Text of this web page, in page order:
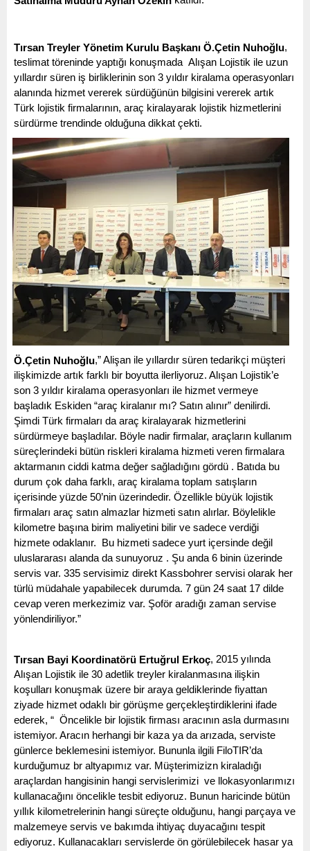
Tırsan Treyler Yönetim Kurulu Başkanı Ö.Çetin Nuhoğlu,
teslimat töreninde yaptığı konuşmada  Alışan Lojistik ile uzun
yıllardır süren iş birliklerinin son 3 yıldır kiralama operasyonları
alanında hizmet vererek sürdüğünün bilgisini vererek artık
Türk lojistik firmalarının, araç kiralayarak lojistik hizmetlerini
sürdürme trendinde olduğuna dikkat çekti.
Ö.Çetin Nuhoğlu,” Alişan ile yıllardır süren tedarikçi müşteri
ilişkimizde artık farklı bir boyutta ilerliyoruz. Alışan Lojistik’e
son 3 yıldır kiralama operasyonları ile hizmet vermeye
başladık Eskiden “araç kiralanır mı? Satın alınır” denilirdi.
Şimdi Türk firmaları da araç kiralayarak hizmetlerini
sürdürmeye başladılar. Böyle nadir firmalar, araçların kullanım
süreçlerindeki bütün riskleri kiralama hizmeti veren firmalara
aktarmanın ciddi katma değer sağladığını gördü . Batıda bu
durum çok daha farklı, araç kiralama toplam satışların
içerisinde yüzde 50’nin üzerindedir. Özellikle büyük lojistik
firmaları araç satın almazlar hizmeti satın alırlar. Böylelikle
kilometre başına birim maliyetini bilir ve sadece verdiği
hizmete odaklanır.  Bu hizmeti sadece yurt içersinde değil
uluslararası alanda da sunuyoruz . Şu anda 6 binin üzerinde
servis var. 335 servisimiz direkt Kassbohrer servisi olarak her
türlü müdahale yapabilecek durumda. 7 gün 24 saat 17 dilde
cevap veren merkezimiz var. Şoför aradığı zaman servise
yönlendiriliyor.”
Tırsan Bayi Koordinatörü Ertuğrul Erkoç, 2015 yılında
Alışan Lojistik ile 30 adetlik treyler kiralanmasına ilişkin
koşulları konuşmak üzere bir araya geldiklerinde fiyattan
ziyade hizmet odaklı bir görüşme gerçekleştirdiklerini ifade
ederek, “  Öncelikle bir lojistik firması aracının asla durmasını
istemiyor. Aracın herhangi bir kaza ya da arızada, serviste
günlerce beklemesini istemiyor. Bununla ilgili FiloTIR’da
kurduğumuz br altyapımız var. Müşterimizizn kiraladığı
araçlardan hangisinin hangi servislerimizi  ve llokasyonlarımızı
kullanacağını öncelikle tesbit ediyoruz. Bunun haricinde bütün
yıllık kilometrelerinin hangi süreçte olduğunu, hangi parçaya ve
malzemeye servis ve bakımda ihtiyaç duyacağını tespit
ediyoruz. Kullanacakları servislerde ön görülebilecek hasar ya